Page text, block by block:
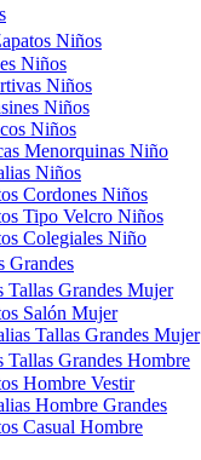
Niños
Niños
Niños
Niños
Niños
Menorquinas Niño
Niños
Cordones Niños
Tipo Velcro Niños
Colegiales Niño
Grandes
Tallas Grandes Mujer
Salón Mujer
Tallas Grandes Mujer
Tallas Grandes Hombre
Hombre Vestir
Hombre Grandes
Casual Hombre